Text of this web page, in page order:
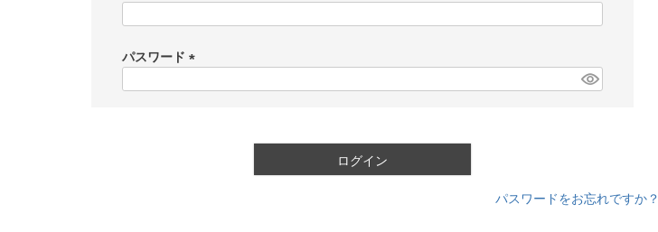
)
パスワード
ログイン
パスワードをお忘れですか？